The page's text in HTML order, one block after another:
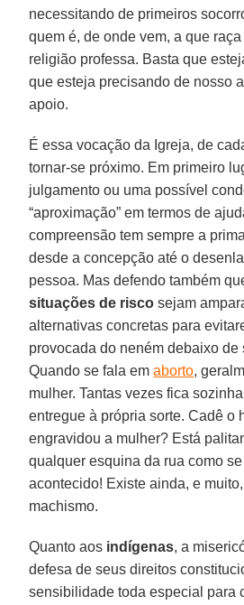
necessitando de primeiros
quem é, de onde vem, a que
religião professa. Basta que
que esteja precisando de nosso
apoio.
É essa vocação da Igreja, de
tornar-se próximo. Em primeiro
julgamento ou uma possível
“aproximação” em termos de
compreensão tem sempre a
desde a concepção até o
pessoa. Mas defendo também
situações de risco sejam
alternativas concretas para
provocada do neném debaixo de
Quando se fala emaborto,
mulher. Tantas vezes fica
entregue à própria sorte. Cadê o
engravidou a mulher? Está
qualquer esquina da rua como
acontecido! Existe ainda, e
machismo.
Quanto aos indígenas, a
defesa de seus direitos
sensibilidade toda especial para